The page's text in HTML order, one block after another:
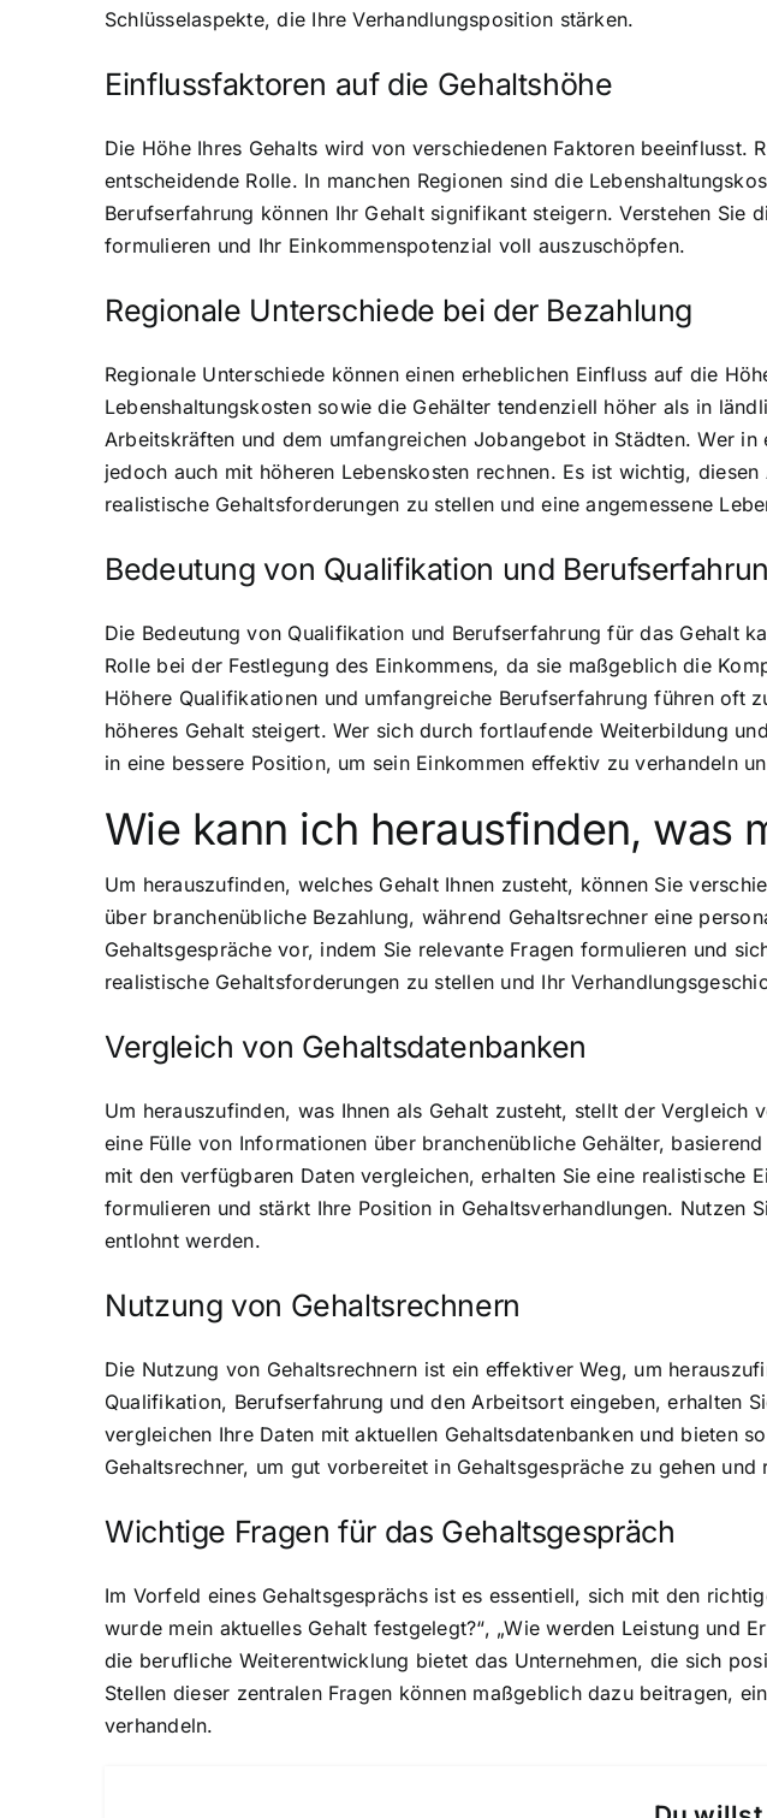
Schlüsselaspekte, die Ihre Verhandlungsposition stärken.
Einflussfaktoren auf die Gehaltshöhe
Die Höhe Ihres Gehalts wird von verschiedenen Faktoren
entscheidende Rolle. In manchen Regionen sind die
Berufserfahrung können Ihr Gehalt signifikant steigern. Verstehen Sie
formulieren und Ihr Einkommenspotenzial voll auszuschöpfen.
Regionale Unterschiede bei der Bezahlung
Regionale Unterschiede können einen erheblichen Einfluss auf die
Lebenshaltungskosten sowie die Gehälter tendenziell höher als in
Arbeitskräften und dem umfangreichen Jobangebot in Städten. Wer
jedoch auch mit höheren Lebenskosten rechnen. Es ist wichtig,
realistische Gehaltsforderungen zu stellen und eine angemessene
Bedeutung von Qualifikation und
Die Bedeutung von Qualifikation und Berufserfahrung für das Gehalt
Rolle bei der Festlegung des Einkommens, da sie maßgeblich die
Höhere Qualifikationen und umfangreiche Berufserfahrung führen oft
höheres Gehalt steigert. Wer sich durch fortlaufende Weiterbildung
in eine bessere Position, um sein Einkommen effektiv zu verhandeln
Wie kann ich herausfinden, was
Um herauszufinden, welches Gehalt Ihnen zusteht, können Sie
über branchenübliche Bezahlung, während Gehaltsrechner eine
Gehaltsgespräche vor, indem Sie relevante Fragen formulieren und
realistische Gehaltsforderungen zu stellen und Ihr
Vergleich von Gehaltsdatenbanken
Um herauszufinden, was Ihnen als Gehalt zusteht, stellt der
eine Fülle von Informationen über branchenübliche Gehälter,
mit den verfügbaren Daten vergleichen, erhalten Sie eine realistische
formulieren und stärkt Ihre Position in Gehaltsverhandlungen. Nutzen
entlohnt werden.
Nutzung von Gehaltsrechnern
Die Nutzung von Gehaltsrechnern ist ein effektiver Weg, um
Qualifikation, Berufserfahrung und den Arbeitsort eingeben, erhalten
vergleichen Ihre Daten mit aktuellen Gehaltsdatenbanken und bieten
Gehaltsrechner, um gut vorbereitet in Gehaltsgespräche zu gehen
Wichtige Fragen für das Gehaltsgespräch
Im Vorfeld eines Gehaltsgesprächs ist es essentiell, sich mit den
wurde mein aktuelles Gehalt festgelegt?“, „Wie werden Leistung und
die berufliche Weiterentwicklung bietet das Unternehmen, die sich
Stellen dieser zentralen Fragen können maßgeblich dazu beitragen,
verhandeln.